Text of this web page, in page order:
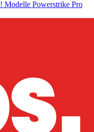
! Modelle Powerstrike Pro